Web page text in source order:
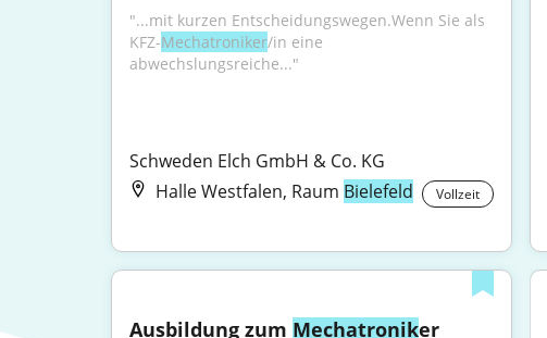
"...mit kurzen Entscheidungswegen.Wenn Sie als
KFZ-Mechatroniker/in eine
abwechslungsreiche..."
Schweden Elch GmbH & Co. KG
Halle Westfalen, Raum Bielefeld Vollzeit
Ausbildung zum Mechatroniker